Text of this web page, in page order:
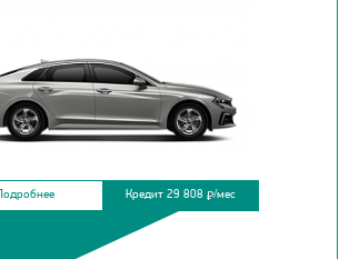
Подробнее Кредит 29 808 ₽/мес